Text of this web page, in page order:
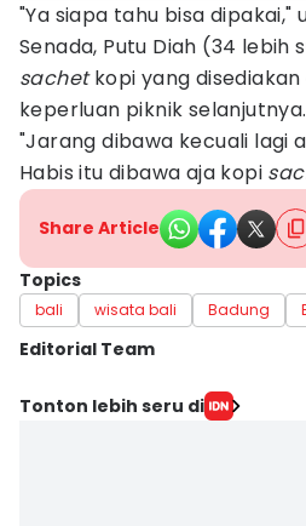
"Ya siapa tahu bisa dipakai,"
Senada, Putu Diah (34 lebih
sachetkopi yang
keperluan piknik selanjutnya.
"Jarang dibawa kecuali lagi
Habis itu dibawa aja kopi
Share Article
Topics
bali wisata bali Badung
Editorial Team
Editor
Tonton lebih seru di